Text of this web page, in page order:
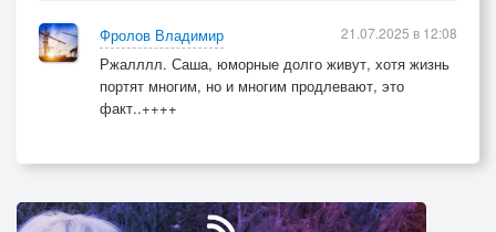
Фролов Владимир
Ржалллл. Саша, юморные долго живут, хотя жизнь
портят многим, но и многим продлевают, это
факт..++++
21.07.2025 в 12:08